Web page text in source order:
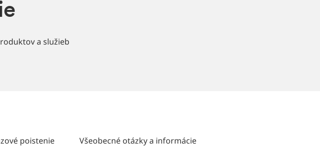
a služieb
poistenie Všeobecné otázky a informácie